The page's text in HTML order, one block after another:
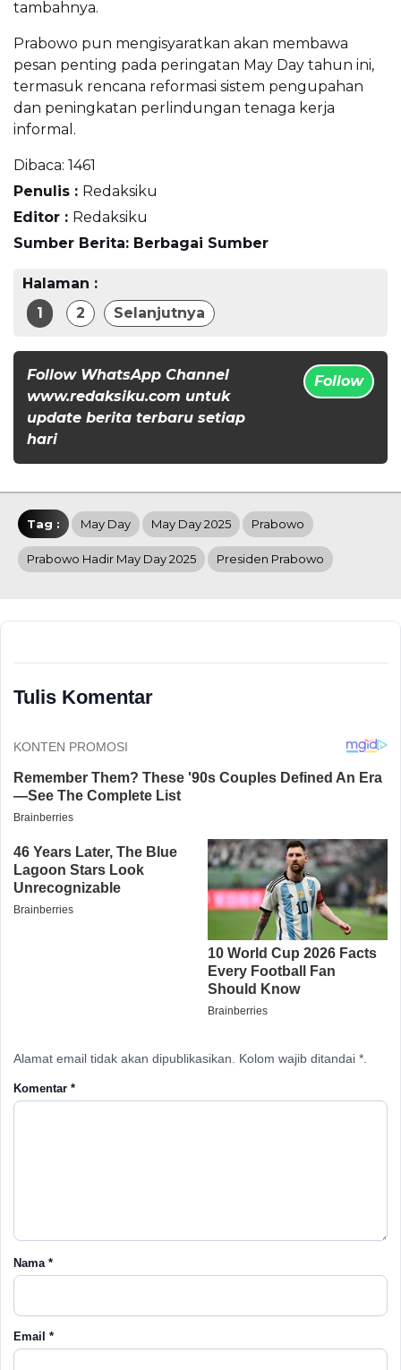
tambahnya.
Prabowo pun mengisyaratkan akan membawa
pesan penting pada peringatan May Day tahun ini,
termasuk rencana reformasi sistem pengupahan
dan peningkatan perlindungan tenaga kerja
informal.
Dibaca: 1461
Penulis : Redaksiku
Editor : Redaksiku
Sumber Berita: Berbagai Sumber
Halaman :
1
2 Selanjutnya
Follow WhatsApp Channel
www.redaksiku.com untuk
update berita terbaru setiap
hari
Follow
Tag : May Day May Day 2025 Prabowo
Prabowo Hadir May Day 2025 Presiden Prabowo
Tulis Komentar
Alamat email tidak akan dipublikasikan. Kolom wajib ditandai *.
Komentar *
Nama *
Email *